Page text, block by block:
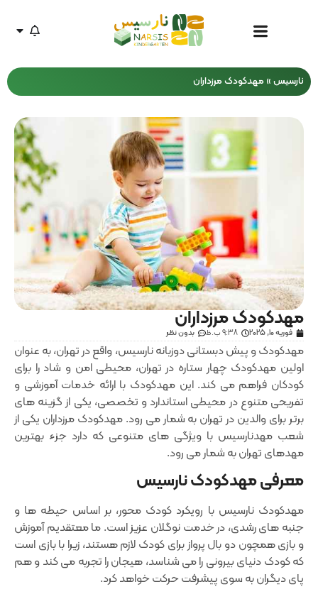
نارسیس»مهدکودک مرزداران
مهدکودک مرزداران
فوریه 10, 2025 9:38 ب.ظ بدون نظر
مهدکودک و پیش ‌دبستانی دو‌زبانه نارسیس، واقع در تهران، به‌ عنوان
اولین مهدکودک چهار ستاره در تهران، محیطی امن و شاد را برای
کودکان فراهم می ‌کند. این مهدکودک با ارائه خدمات آموزشی و
تفریحی متنوع در محیطی استاندارد و تخصصی، یکی از گزینه‌ های
برتر برای والدین در تهران به شمار می ‌رود. مهدکودک مرزداران یکی از
شعب مهدنارسیس با ویژگی های متنوعی که دارد جزء بهترین
مهدهای تهران به شمار می رود.
معرفی مهدکودک نارسیس
مهدکودک نارسیس با رویکرد کودک ‌محور، بر اساس حیطه‌ ها و
جنبه‌ های رشدی، در خدمت نوگلان عزیز است. ما معتقدیم آموزش
و بازی همچون دو بال پرواز برای کودک لازم هستند، زیرا با بازی است
که کودک دنیای بیرونی را می ‌شناسد، هیجان را تجربه می‌ کند و هم
‌پای دیگران به سوی پیشرفت حرکت خواهد کرد.